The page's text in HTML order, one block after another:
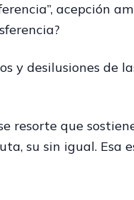
acepción
y desilusiones de
resorte que
su sin igual. Esa